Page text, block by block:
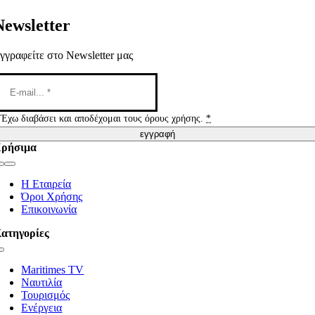
στο Newsletter μας
Έχω διαβάσει και αποδέχομαι τους όρους χρήσης.*
εγγραφή
Η Εταιρεία
Όροι Χρήσης
Επικοινωνία
Maritimes TV
Ναυτιλία
Τουρισμός
Ενέργεια